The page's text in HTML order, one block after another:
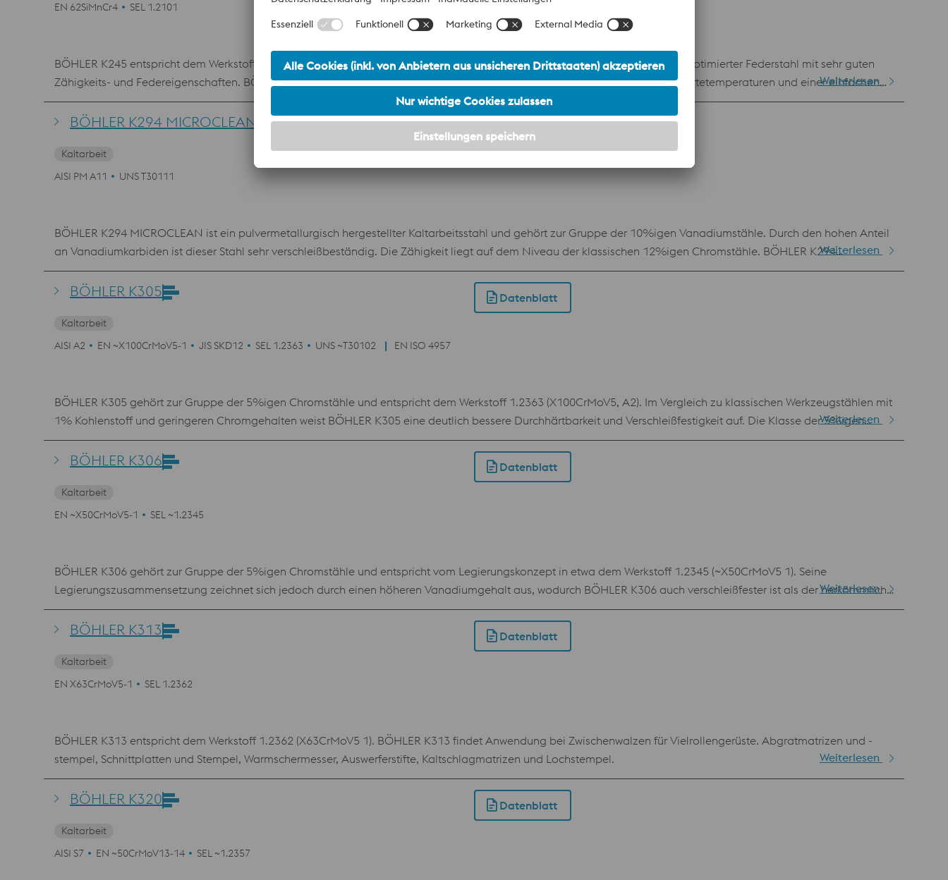
EN 62SiMnCr4
SEL 1.2101
BÖHLER K245 entspricht dem Werkstoff 1.2101 (62SiMnCr4). Dieser Kaltarbeitsstahl ist im Wesentlichen ein für die Kaltarbeit optimierter Federstahl mit sehr guten
Zähigkeits- und Federeigenschaften. BÖHLER K245 bietet den Vorteil einer simplen Wärmebehandlung mit sehr niedrigen Härtetemperaturen und einer einfachen
Anlassbehandlung. Aufgrund dieses Anlassverhaltens ist jedoch der Einsatz moderner Beschichtungen nur bedingt möglich. BÖHLER K245 eignet sich besonders für
dünnwandige Werkzeuge wie Schraubendreher, Lochstempel, Körner, Auswerferstifte, Stempel und Spannwerkzeuge.
Weiterlesen
BÖHLER K294 MICROCLEAN Datenblatt
Kaltarbeit
AISI PM A11
UNS T30111
BÖHLER K294 MICROCLEAN ist ein pulvermetallurgisch hergestellter Kaltarbeitsstahl und gehört zur Gruppe der 10%igen Vanadiumstähle. Durch den hohen Anteil
an Vanadiumkarbiden ist dieser Stahl sehr verschleißbeständig. Die Zähigkeit liegt auf dem Niveau der klassischen 12%igen Chromstähle. BÖHLER K294
MICROCLEAN wird dort eingesetzt, wo die Verschleißfestigkeit das entscheidende Kriterium ist und die Zähigkeit eine untergeordnete Rolle spielt.
Weiterlesen
BÖHLER K305 Datenblatt
Kaltarbeit
AISI A2
EN ~X100CrMoV5-1 JIS SKD12 SEL 1.2363 UNS ~T30102 EN ISO 4957
BÖHLER K305 gehört zur Gruppe der 5%igen Chromstähle und entspricht dem Werkstoff 1.2363 (X100CrMoV5, A2). Im Vergleich zu klassischen Werkzeugstählen mit
1% Kohlenstoff und geringeren Chromgehalten weist BÖHLER K305 eine deutlich bessere Durchhärtbarkeit und Verschleißfestigkeit auf. Die Klasse der 5%igen
Chromstähle kommt dort zum Einsatz, wo Qualitäten wie 1.2842 hinsichtlich Verschleißfestigkeit und Durchhärtbarkeit nicht mehr ausreichen und Werkstoffe wie
1.2379 noch nicht erforderlich sind. BÖHLER K305 findet Anwendung im Bereich der Stanz- und Schneidwerkzeuge, Formplatten und -einsätze sowie für
Gewindeschneidwerkzeuge und Maschinenmesser in der Holz-, Papier- und Recyclingindustrie.
Weiterlesen
BÖHLER K306 Datenblatt
Kaltarbeit
EN ~X50CrMoV5-1
SEL ~1.2345
BÖHLER K306 gehört zur Gruppe der 5%igen Chromstähle und entspricht vom Legierungskonzept in etwa dem Werkstoff 1.2345 (~X50CrMoV5 1). Seine
Legierungszusammensetzung zeichnet sich jedoch durch einen höheren Vanadiumgehalt aus, wodurch BÖHLER K306 auch verschleißfester ist als der herkömmliche
Warmarbeitsstahl 1.2345. BÖHLER K306 findet Anwendung im Bereich der Warmarbeit, wird aber auch im Bereich der Stanz- und Schneidwerkzeuge eingesetzt.
Aufgrund der hohen Zähigkeit und der daraus resultierenden hohen Bruchsicherheit eignet sich dieser Werkstoff auch hervorragend für Maschinenmesser in der
Weiterlesen
BÖHLER K313 Datenblatt
Kaltarbeit
EN X63CrMoV5-1
SEL 1.2362
BÖHLER K313 entspricht dem Werkstoff 1.2362 (X63CrMoV5 1). BÖHLER K313 findet Anwendung bei Zwischenwalzen für Vielrollengerüste. Abgratmatrizen und -
stempel, Schnittplatten und Stempel, Warmschermesser, Auswerferstifte, Kaltschlagmatrizen und Lochstempel.
Weiterlesen
BÖHLER K320 Datenblatt
Kaltarbeit
AISI S7
EN ~50CrMoV13-14 SEL ~1.2357